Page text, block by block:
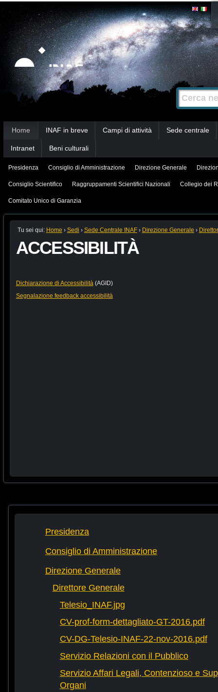
Strumenti
personali
Salta
contenuti.
|
Salta
alla
navigazione
Cerca nel
Ricerca
avanzata…
Home INAF in breve Campi di attività Sede centrale
Intranet Beni culturali
Presidenza Consiglio di Amministrazione Direzione Generale
Consiglio Scientifico Raggruppamenti Scientifici Nazionali Collegio dei
Comitato Unico di Garanzia
Tu sei qui: Home › Sedi › Sede Centrale INAF › Direzione Generale ›
ACCESSIBILITÀ
Dichiarazione di Accessibilità (AGID)
Segnalazione feedback accessibilità
Presidenza
Consiglio di Amministrazione
Direzione Generale
Direttore Generale
Telesio_INAF.jpg
CV-prof-form-dettagliato-GT-2016.pdf
CV-DG-Telesio-INAF-22-nov-2016.pdf
Servizio Relazioni con il Pubblico
Servizio Affari Legali, Contenzioso e
Organi